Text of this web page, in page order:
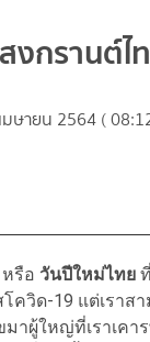
กรานต์ไ
มษายน 2564 (
หรือ วันปีใหม่ไทย
ควิด-19 แต่เรา
าผู้ใหญ่ที่เราเค